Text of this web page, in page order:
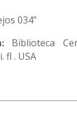
034”
Biblioteca
fl . USA